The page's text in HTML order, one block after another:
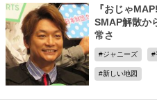
『おじゃ
SMAP解散か
常さ
ジャニーズ
新しい地図